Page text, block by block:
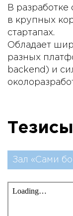
В разработке
в крупных
стартапах.
Обладает
разных
backend) и
Тезисы
Зал «Сами